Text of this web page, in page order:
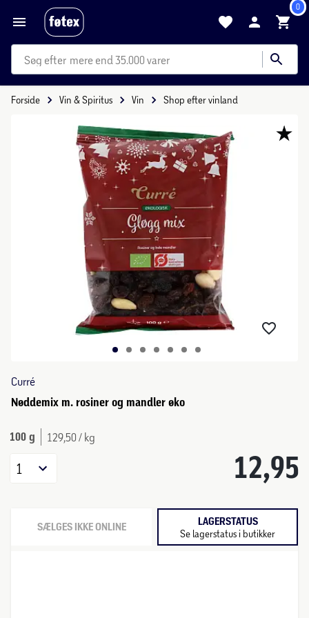
0
mere end 35.000 varer
Forside Vin & Spiritus Vin Shop efter vinland
Curré
Nøddemix m. rosiner og mandler øko
100 g 129,50 / kg
12,95
1
SÆLGES IKKE ONLINE LAGERSTATUS
Se lagerstatus i butikker